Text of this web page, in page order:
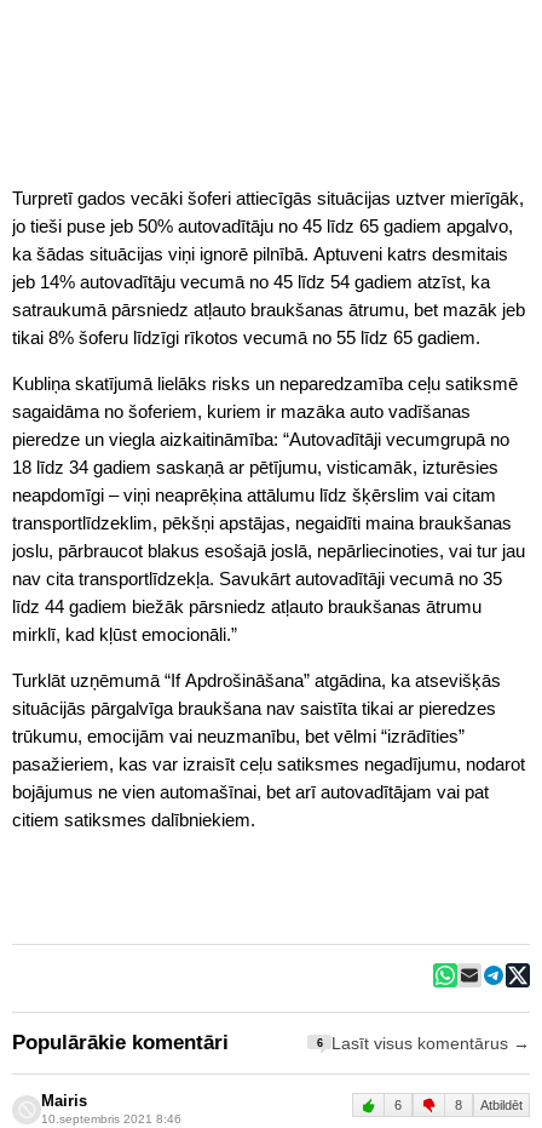
Turpretī gados vecāki šoferi attiecīgās situācijas uztver mierīgāk,
jo tieši puse jeb 50% autovadītāju no 45 līdz 65 gadiem apgalvo,
ka šādas situācijas viņi ignorē pilnībā. Aptuveni katrs desmitais
jeb 14% autovadītāju vecumā no 45 līdz 54 gadiem atzīst, ka
satraukumā pārsniedz atļauto braukšanas ātrumu, bet mazāk jeb
tikai 8% šoferu līdzīgi rīkotos vecumā no 55 līdz 65 gadiem.
Kubliņa skatījumā lielāks risks un neparedzamība ceļu satiksmē
sagaidāma no šoferiem, kuriem ir mazāka auto vadīšanas
pieredze un viegla aizkaitināmība: “Autovadītāji vecumgrupā no
18 līdz 34 gadiem saskaņā ar pētījumu, visticamāk, izturēsies
neapdomīgi – viņi neaprēķina attālumu līdz šķērslim vai citam
transportlīdzeklim, pēkšņi apstājas, negaidīti maina braukšanas
joslu, pārbraucot blakus esošajā joslā, nepārliecinoties, vai tur jau
nav cita transportlīdzekļa. Savukārt autovadītāji vecumā no 35
līdz 44 gadiem biežāk pārsniedz atļauto braukšanas ātrumu
mirklī, kad kļūst emocionāli.”
Turklāt uzņēmumā “If Apdrošināšana” atgādina, ka atsevišķās
situācijās pārgalvīga braukšana nav saistīta tikai ar pieredzes
trūkumu, emocijām vai neuzmanību, bet vēlmi “izrādīties”
pasažieriem, kas var izraisīt ceļu satiksmes negadījumu, nodarot
bojājumus ne vien automašīnai, bet arī autovadītājam vai pat
citiem satiksmes dalībniekiem.
Populārākie komentāri 6 Lasīt visus komentārus →
Mairis
10.septembris 2021 8:46
6 8 Atbildēt